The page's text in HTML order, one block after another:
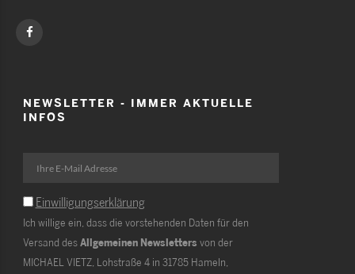
NEWSLETTER - IMMER AKTUELLE
INFOS
Einwilligungserklärung
Ich willige ein, dass die vorstehenden Daten für den
Versand desAllgemeinen Newsletters von der
MICHAEL VIETZ, Lohstraße 4 in 31785 Hameln,